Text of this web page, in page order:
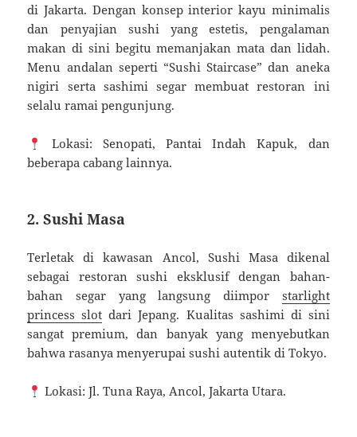
di Jakarta. Dengan konsep interior kayu minimalis
dan penyajian sushi yang estetis, pengalaman
makan di sini begitu memanjakan mata dan lidah.
Menu andalan seperti “Sushi Staircase” dan aneka
nigiri serta sashimi segar membuat restoran ini
selalu ramai pengunjung.
Lokasi: Senopati, Pantai Indah Kapuk, dan
beberapa cabang lainnya.
2. Sushi Masa
Terletak di kawasan Ancol, Sushi Masa dikenal
sebagai restoran sushi eksklusif dengan bahan-
bahan segar yang langsung diimpor starlight
princess slot dari Jepang. Kualitas sashimi di sini
sangat premium, dan banyak yang menyebutkan
bahwa rasanya menyerupai sushi autentik di Tokyo.
Lokasi: Jl. Tuna Raya, Ancol, Jakarta Utara.